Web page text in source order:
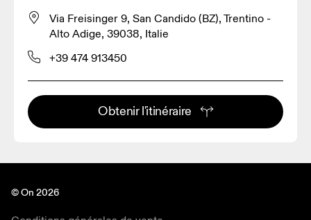
Via Freisinger 9, San Candido (BZ), Trentino -
Alto Adige, 39038, Italie
+39 474 913450
Obtenir l'itinéraire
© On 2026